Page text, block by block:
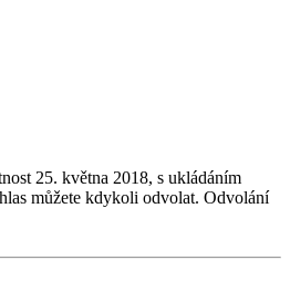
25. května 2018, s ukládáním
můžete kdykoli odvolat. Odvolání